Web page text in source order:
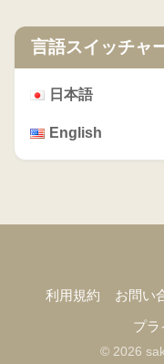
言語スイッチャ
日本語
English
利用規約 お問い
プラ
© 2026